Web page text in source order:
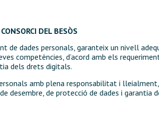
DEL BESÒS
de dades personals, garanteix un nivell
competències, d’acord amb els
dels drets digitals.
amb plena responsabilitat i
desembre, de protecció de dades i garantia